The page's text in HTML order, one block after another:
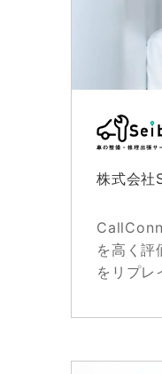
株式会社
を高く評
をリプレ